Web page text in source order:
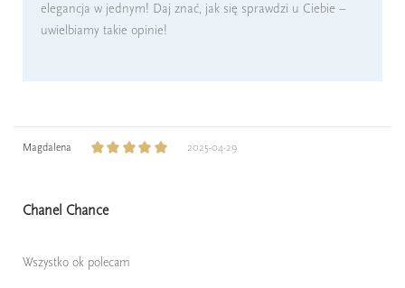
elegancja w jednym! Daj znać, jak się sprawdzi u Ciebie –
uwielbiamy takie opinie!
Magdalena 2025-04-29
Chanel Chance
Wszystko ok polecam